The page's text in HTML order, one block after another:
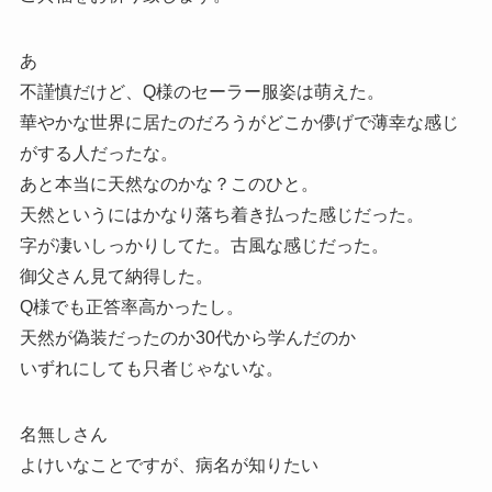
あ
不謹慎だけど、Q様のセーラー服姿は萌えた。
華やかな世界に居たのだろうがどこか儚げで薄幸な感じ
がする人だったな。
あと本当に天然なのかな？このひと。
天然というにはかなり落ち着き払った感じだった。
字が凄いしっかりしてた。古風な感じだった。
御父さん見て納得した。
Q様でも正答率高かったし。
天然が偽装だったのか30代から学んだのか
いずれにしても只者じゃないな。
名無しさん
よけいなことですが、病名が知りたい